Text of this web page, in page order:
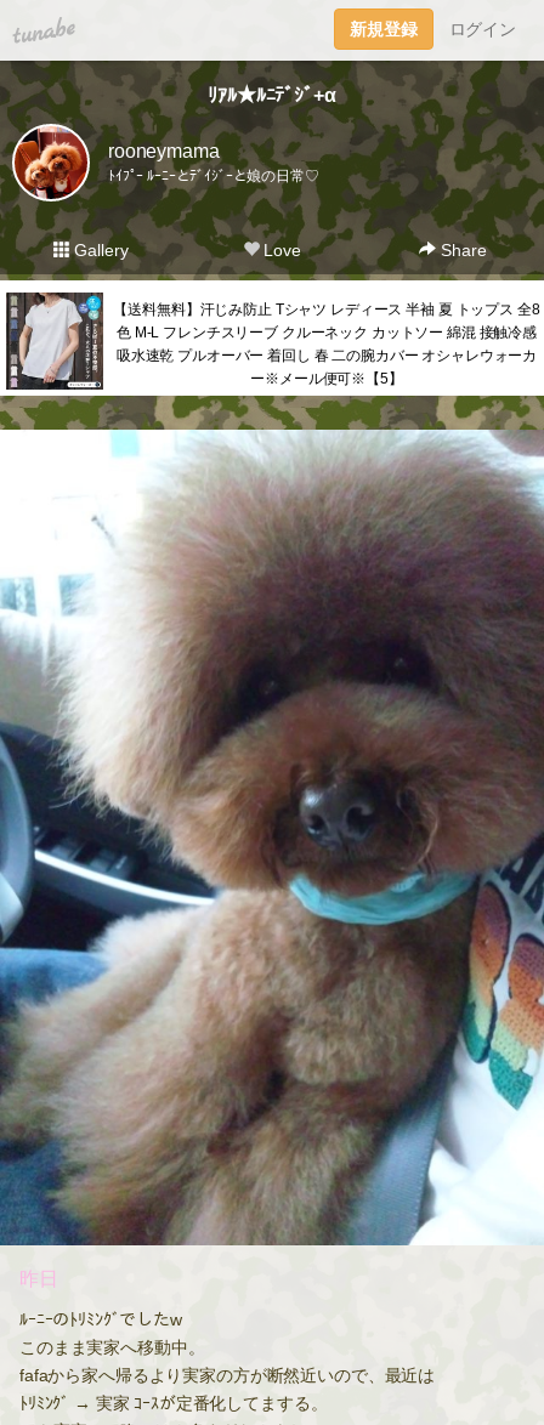
tuna.be 新規登録 ログイン
ﾘｱﾙ★ﾙﾆﾃﾞｼﾞ+α
rooneymama
ﾄｲﾌﾟｰ ﾙｰﾆｰとﾃﾞｲｼﾞｰと娘の日常♡
Gallery Love Share
【送料無料】汗じみ防止 Tシャツ レディース 半袖 夏 トップス 全8
色 M-L フレンチスリーブ クルーネック カットソー 綿混 接触冷感
吸水速乾 プルオーバー 着回し 春 二の腕カバー オシャレウォーカ
ー※メール便可※【5】
昨日
ﾙｰﾆｰのﾄﾘﾐﾝｸﾞでしたw
このまま実家へ移動中。
fafaから家へ帰るより実家の方が断然近いので、最近は
ﾄﾘﾐﾝｸﾞ → 実家 ｺｰｽが定番化してまする。